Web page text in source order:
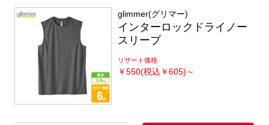
glimmer(グリマー)
インターロックドライノー
スリーブ
リザート価格
￥550(税込￥605)～